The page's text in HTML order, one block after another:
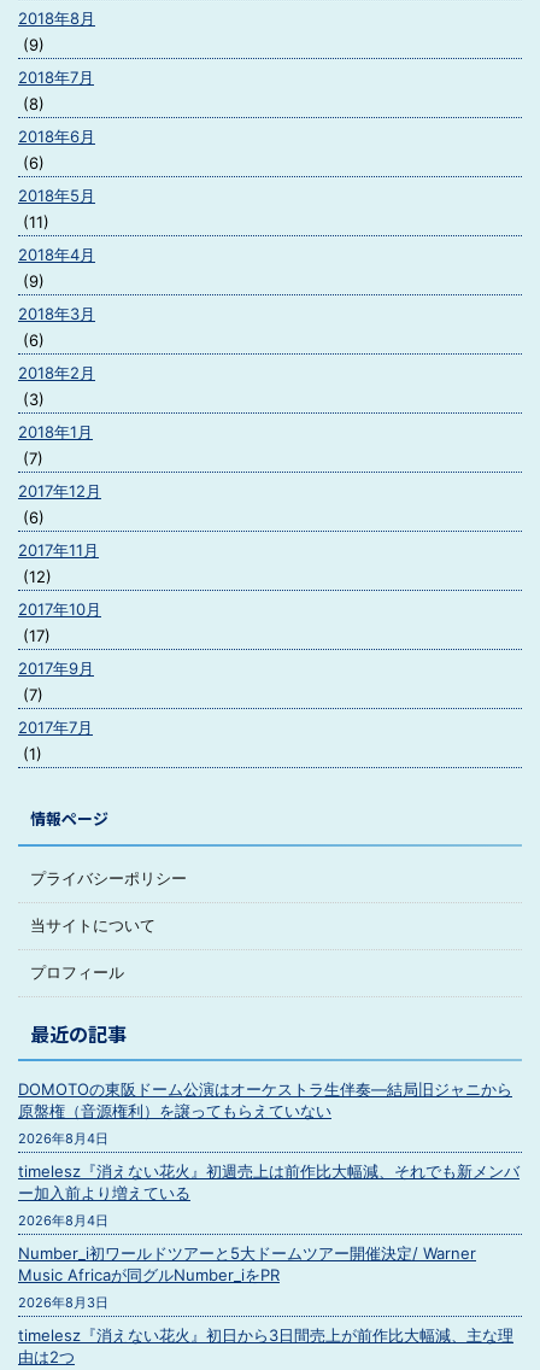
2018年8月
(9)
2018年7月
(8)
2018年6月
(6)
2018年5月
(11)
2018年4月
(9)
2018年3月
(6)
2018年2月
(3)
2018年1月
(7)
2017年12月
(6)
2017年11月
(12)
2017年10月
(17)
2017年9月
(7)
2017年7月
(1)
情報ページ
プライバシーポリシー
当サイトについて
プロフィール
最近の記事
DOMOTOの東阪ドーム公演はオーケストラ生伴奏―結局旧ジャニから
原盤権（音源権利）を譲ってもらえていない
2026年8月4日
timelesz『消えない花火』初週売上は前作比大幅減、それでも新メンバ
ー加入前より増えている
2026年8月4日
Number_i初ワールドツアーと5大ドームツアー開催決定/ Warner
Music Africaが同グルNumber_iをPR
2026年8月3日
timelesz『消えない花火』初日から3日間売上が前作比大幅減、主な理
由は2つ